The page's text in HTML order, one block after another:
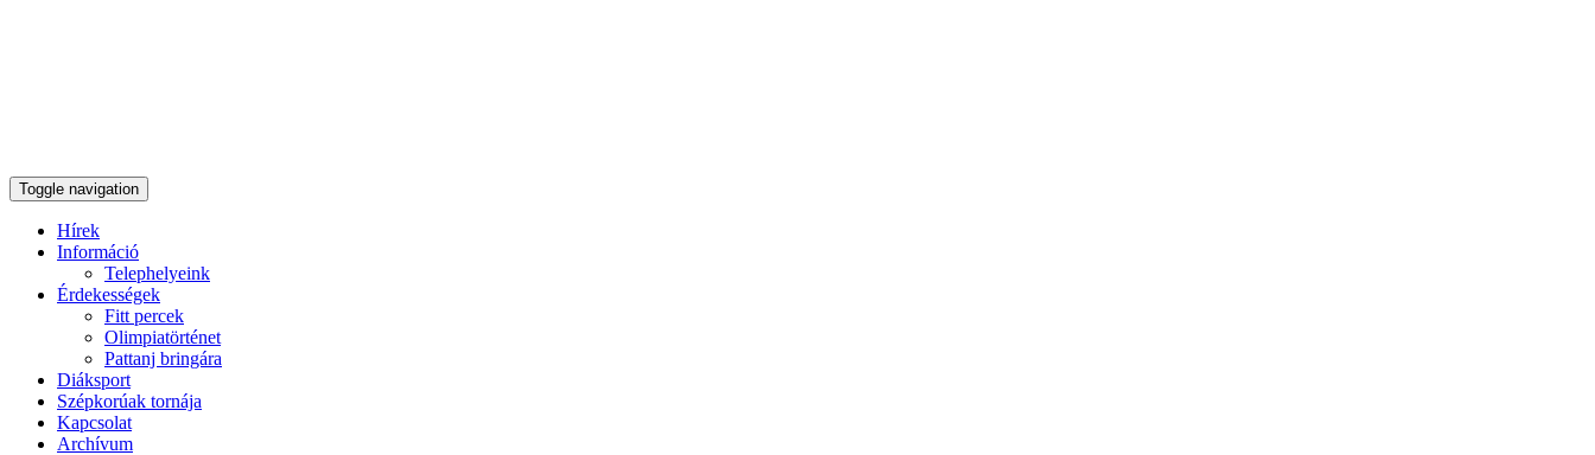
Toggle navigation
Hírek
Információ
Telephelyeink
Érdekességek
Fitt percek
Olimpiatörténet
Pattanj bringára
Diáksport
Szépkorúak tornája
Kapcsolat
Archívum